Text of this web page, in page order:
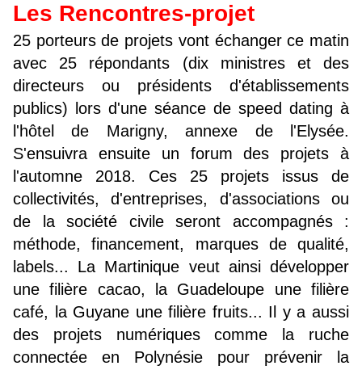
Les Rencontres-projet
25 porteurs de projets vont échanger ce matin
avec 25 répondants (dix ministres et des
directeurs ou présidents d'établissements
publics) lors d'une séance de speed dating à
l'hôtel de Marigny, annexe de l'Elysée.
S'ensuivra ensuite un forum des projets à
l'automne 2018. Ces 25 projets issus de
collectivités, d'entreprises, d'associations ou
de la société civile seront accompagnés :
méthode, financement, marques de qualité,
labels... La Martinique veut ainsi développer
une filière cacao, la Guadeloupe une filière
café, la Guyane une filière fruits... Il y a aussi
des projets numériques comme la ruche
connectée en Polynésie pour prévenir la